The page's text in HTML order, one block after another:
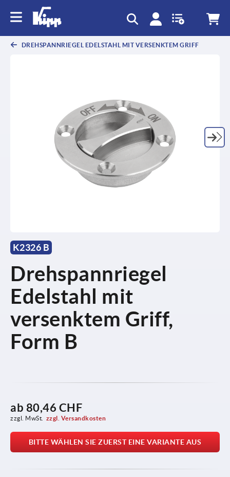
DREHSPANNRIEGEL EDELSTAHL MIT VERSENKTEM GRIFF
K2326 B
Drehspannriegel
Edelstahl mit
versenktem Griff,
Form B
ab 80,46 CHF
zzgl. MwSt. zzgl. Versandkosten
BITTE WÄHLEN SIE ZUERST EINE VARIANTE AUS